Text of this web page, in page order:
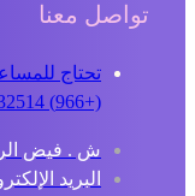
تواصل معنا
تحتاج للمساعدة؟
ش . فيض الرحمة
البريد الإلكتروني: help@tabibgroupapp.com